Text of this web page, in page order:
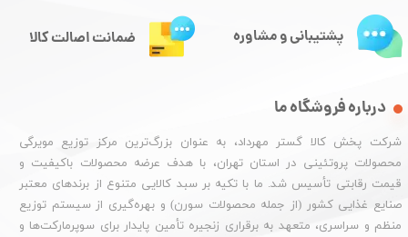
درباره فروشگاه ما
شرکت پخش کالا گستر مهرداد، به عنوان بزرگ‌ترین مرکز توزیع مویرگی
محصولات پروتئینی در استان تهران، با هدف عرضه محصولات باکیفیت و
قیمت رقابتی تأسیس شد. ما با تکیه بر سبد کالایی متنوع از برندهای معتبر
صنایع غذایی کشور (از جمله محصولات سورن) و بهره‌گیری از سیستم توزیع
منظم و سراسری، متعهد به برقراری زنجیره تأمین پایدار برای سوپرمارکت‌ها و
پشتیبانی و مشاوره ضمانت اصالت کالا